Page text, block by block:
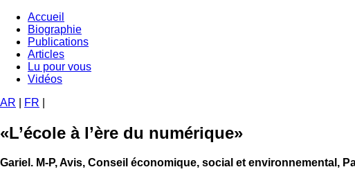
Aller
contenu
principal
Navigation
principale
Accueil
Biographie
Publications
Articles
Lu pour vous
Vidéos
AR
FR
«L’école à l’ère du numérique»
Gariel. M-P, Avis, Conseil économique, social et environnemental,